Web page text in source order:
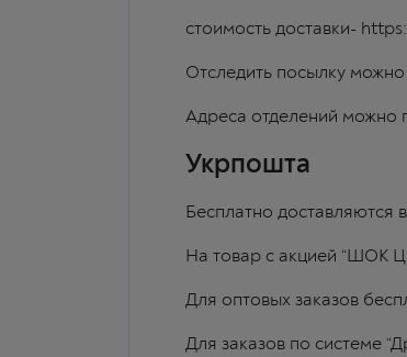
стоимость доставки-
Отследить посылку можно
Адреса отделений можно
Укрпошта
Бесплатно доставляются
На товар с акцией “ШОК
Для оптовых заказов
Для заказов по системе